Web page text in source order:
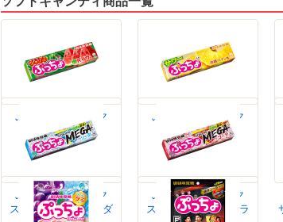
ソフトキャンディ商品一覧
ぷっちょスティック
シャリっとスイカ
ぷっちょスティック
サワー
沖縄パイン味